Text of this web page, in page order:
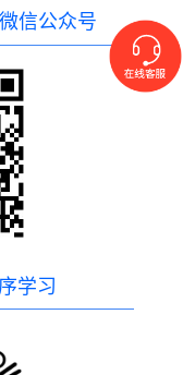
微信公众号
学习